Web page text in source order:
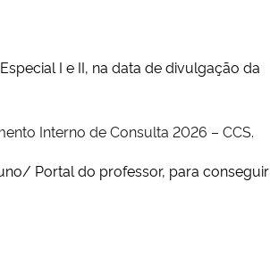
I e II, na data de divulgação da
Interno de Consulta 2026 – CCS.
Portal do professor, para conseguir